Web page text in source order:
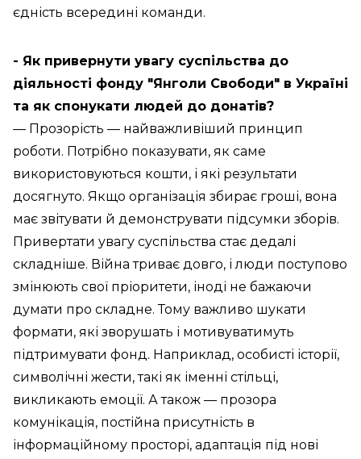
єдність всередині команди.
- Як привернути увагу суспільства до
діяльності фонду "Янголи Свободи" в Україні
та як спонукати людей до донатів?
— Прозорість — найважливіший принцип
роботи. Потрібно показувати, як саме
використовуються кошти, і які результати
досягнуто. Якщо організація збирає гроші, вона
має звітувати й демонструвати підсумки зборів.
Привертати увагу суспільства стає дедалі
складніше. Війна триває довго, і люди поступово
змінюють свої пріоритети, іноді не бажаючи
думати про складне. Тому важливо шукати
формати, які зворушать і мотивуватимуть
підтримувати фонд. Наприклад, особисті історії,
символічні жести, такі як іменні стільці,
викликають емоції. А також — прозора
комунікація, постійна присутність в
інформаційному просторі, адаптація під нові